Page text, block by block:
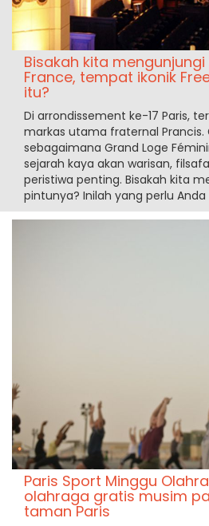
Bisakah kita
France, tempat ikonik
itu?
Di arrondissement ke-17 Paris,
markas utama fraternal Prancis.
sebagaimana Grand Loge
sejarah kaya akan warisan,
peristiwa penting. Bisakah kita
pintunya? Inilah yang perlu Anda
Paris Sport Minggu
olahraga gratis musim
taman Paris